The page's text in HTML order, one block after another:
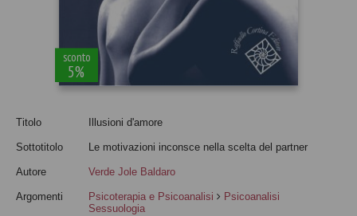
sconto
5%
Titolo Illusioni d'amore
Sottotitolo Le motivazioni inconsce nella scelta del partner
Autore Verde Jole Baldaro
Argomenti Psicoterapia e Psicoanalisi
Psicoanalisi
Sessuologia